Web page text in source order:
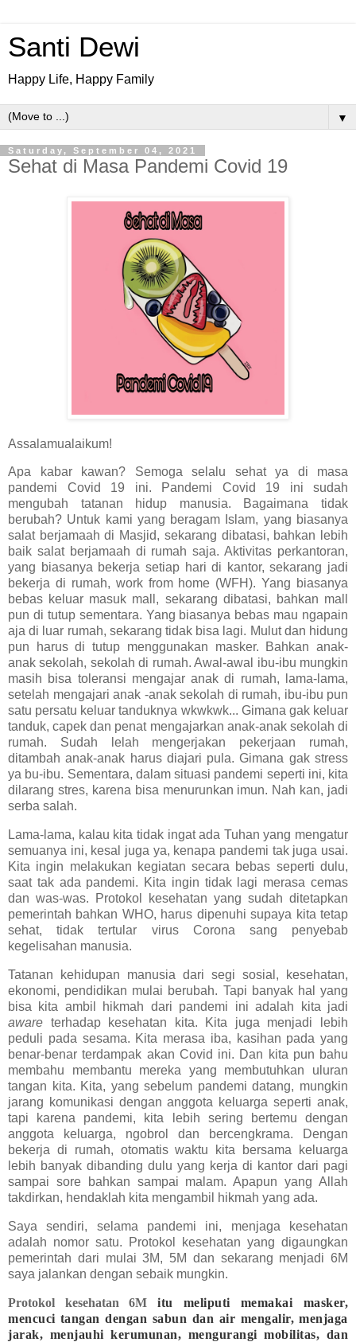
Santi Dewi
Happy Life, Happy Family
▼
Saturday, September 04, 2021
Sehat di Masa Pandemi Covid 19
Assalamualaikum!
Apa kabar kawan? Semoga selalu sehat ya di masa
pandemi Covid 19 ini. Pandemi Covid 19 ini sudah
mengubah tatanan hidup manusia. Bagaimana tidak
berubah? Untuk kami yang beragam Islam, yang biasanya
salat berjamaah di Masjid, sekarang dibatasi, bahkan lebih
baik salat berjamaah di rumah saja. Aktivitas perkantoran,
yang biasanya bekerja setiap hari di kantor, sekarang jadi
bekerja di rumah, work from home (WFH). Yang biasanya
bebas keluar masuk mall, sekarang dibatasi, bahkan mall
pun di tutup sementara. Yang biasanya bebas mau ngapain
aja di luar rumah, sekarang tidak bisa lagi. Mulut dan hidung
pun harus di tutup menggunakan masker. Bahkan anak-
anak sekolah, sekolah di rumah. Awal-awal ibu-ibu mungkin
masih bisa toleransi mengajar anak di rumah, lama-lama,
setelah mengajari anak -anak sekolah di rumah, ibu-ibu pun
satu persatu keluar tanduknya wkwkwk... Gimana gak keluar
tanduk, capek dan penat mengajarkan anak-anak sekolah di
rumah. Sudah lelah mengerjakan pekerjaan rumah,
ditambah anak-anak harus diajari pula. Gimana gak stress
ya bu-ibu. Sementara, dalam situasi pandemi seperti ini, kita
dilarang stres, karena bisa menurunkan imun. Nah kan, jadi
serba salah.
Lama-lama, kalau kita tidak ingat ada Tuhan yang mengatur
semuanya ini, kesal juga ya, kenapa pandemi tak juga usai.
Kita ingin melakukan kegiatan secara bebas seperti dulu,
saat tak ada pandemi. Kita ingin tidak lagi merasa cemas
dan was-was. Protokol kesehatan yang sudah ditetapkan
pemerintah bahkan WHO, harus dipenuhi supaya kita tetap
sehat, tidak tertular virus Corona sang penyebab
kegelisahan manusia.
Tatanan kehidupan manusia dari segi sosial, kesehatan,
ekonomi, pendidikan mulai berubah. Tapi banyak hal yang
bisa kita ambil hikmah dari pandemi ini adalah kita jadi
aware terhadap kesehatan kita. Kita juga menjadi lebih
peduli pada sesama. Kita merasa iba, kasihan pada yang
benar-benar terdampak akan Covid ini. Dan kita pun bahu
membahu membantu mereka yang membutuhkan uluran
tangan kita. Kita, yang sebelum pandemi datang, mungkin
jarang komunikasi dengan anggota keluarga seperti anak,
tapi karena pandemi, kita lebih sering bertemu dengan
anggota keluarga, ngobrol dan bercengkrama. Dengan
bekerja di rumah, otomatis waktu kita bersama keluarga
lebih banyak dibanding dulu yang kerja di kantor dari pagi
sampai sore bahkan sampai malam. Apapun yang Allah
takdirkan, hendaklah kita mengambil hikmah yang ada.
Saya sendiri, selama pandemi ini, menjaga kesehatan
adalah nomor satu. Protokol kesehatan yang digaungkan
pemerintah dari mulai 3M, 5M dan sekarang menjadi 6M
saya jalankan dengan sebaik mungkin.
Protokol kesehatan 6M itu meliputi memakai masker,
mencuci tangan dengan sabun dan air mengalir, menjaga
jarak, menjauhi kerumunan, mengurangi mobilitas, dan